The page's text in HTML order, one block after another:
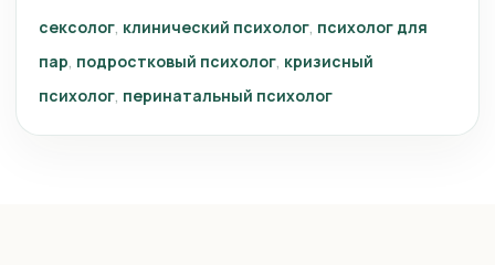
сексолог клинический психолог психолог для
пар подростковый психолог кризисный
психолог перинатальный психолог